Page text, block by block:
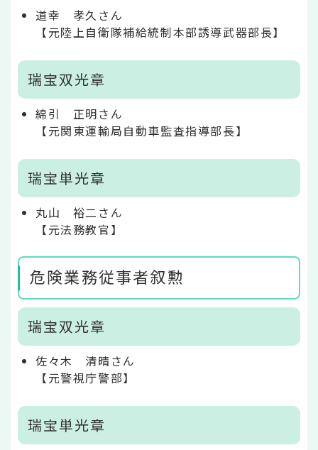
道幸 孝久さん
【元陸上自衛隊補給統制本部誘導武器部長】
瑞宝双光章
綿引 正明さん
【元関東運輸局自動車監査指導部長】
瑞宝単光章
丸山 裕二さん
【元法務教官】
危険業務従事者叙勲
瑞宝双光章
佐々木 清晴さん
【元警視庁警部】
瑞宝単光章